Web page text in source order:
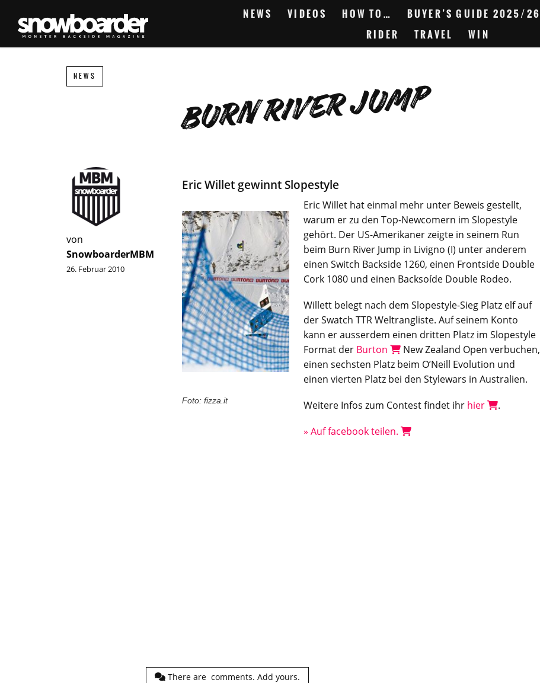
NEWS VIDEOS HOW TO… BUYER’S GUIDE 2025/26
RIDER
TRAVEL WIN
NEWS BURN RIVER JUMP
von
SnowboarderMBM
26. Februar 2010
Eric Willet gewinnt Slopestyle
Foto: fizza.it
Eric Willet hat einmal mehr unter Beweis gestellt,
warum er zu den Top-Newcomern im Slopestyle
gehört. Der US-Amerikaner zeigte in seinem Run
beim Burn River Jump in Livigno (I) unter anderem
einen Switch Backside 1260, einen Frontside Double
Cork 1080 und einen Backsoíde Double Rodeo.
Willett belegt nach dem Slopestyle-Sieg Platz elf auf
der Swatch TTR Weltrangliste. Auf seinem Konto
kann er ausserdem einen dritten Platz im Slopestyle
Format der Burton
New Zealand Open verbuchen,
einen sechsten Platz beim O’Neill Evolution und
einen vierten Platz bei den Stylewars in Australien.
Weitere Infos zum Contest findet ihr hier .
» Auf facebook teilen.
There are comments.Add yours.